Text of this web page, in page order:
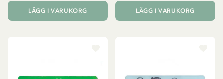
LÄGG I VARUKORG LÄGG I VARUKORG